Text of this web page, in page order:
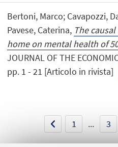
Bertoni, Marco; Cavapozzi,
Pavese, Caterina, The
home on mental health of
JOURNAL OF THE
pp. 1 - 21 [Articolo in rivista]
1 ... 3